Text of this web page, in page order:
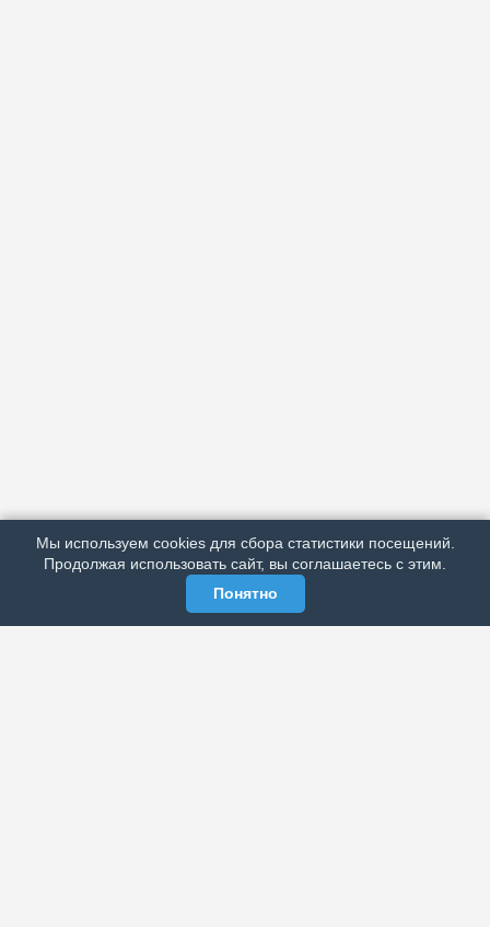
РЕКЛАМА У НАС
МЫ В СОЦСЕТЯХ
Мы используем cookies для сбора статистики посещений.
Продолжая использовать сайт, вы соглашаетесь с этим.
Понятно